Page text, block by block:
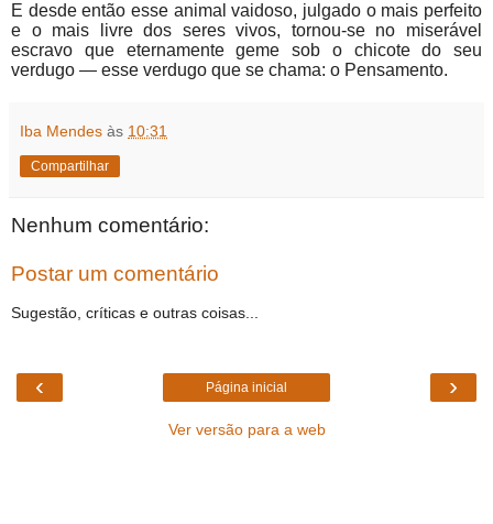
E desde então esse animal vaidoso, julgado o mais perfeito
e o mais livre dos seres vivos, tornou-se no miserável
escravo que eternamente geme sob o chicote do seu
verdugo — esse verdugo que se chama: o Pensamento.
Iba Mendes às 10:31
Compartilhar
Nenhum comentário:
Postar um comentário
Sugestão, críticas e outras coisas...
‹ ›
Página inicial
Ver versão para a web